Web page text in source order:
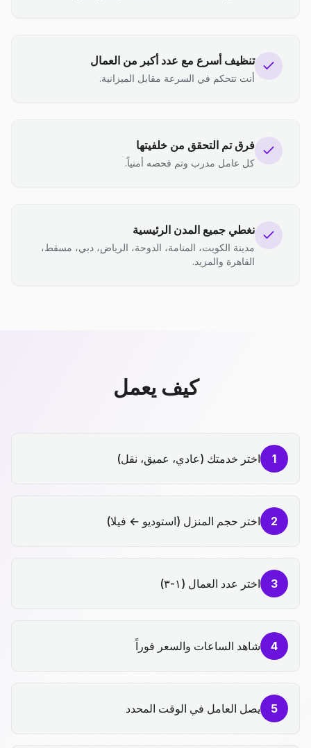
تنظيف أسرع مع عدد أكبر من العمال
أنت تتحكم في السرعة مقابل الميزانية.
فرق تم التحقق من خلفيتها
كل عامل مدرب وتم فحصه أمنياً.
نغطي جميع المدن الرئيسية
مدينة الكويت، المنامة، الدوحة، الرياض، دبي، مسقط،
القاهرة والمزيد.
كيف يعمل
1 اختر خدمتك (عادي، عميق، نقل)
2 اختر حجم المنزل (استوديو ← فيلا)
3 اختر عدد العمال (١-٣)
4 شاهد الساعات والسعر فوراً
5 يصل العامل في الوقت المحدد